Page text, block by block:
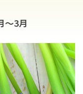
～3月